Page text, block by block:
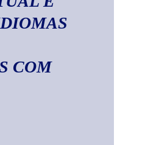
COM